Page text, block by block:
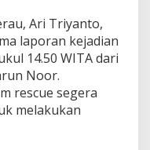
Ari Triyanto,
laporan kejadian
14.50 WITA dari
Noor.
rescue segera
melakukan